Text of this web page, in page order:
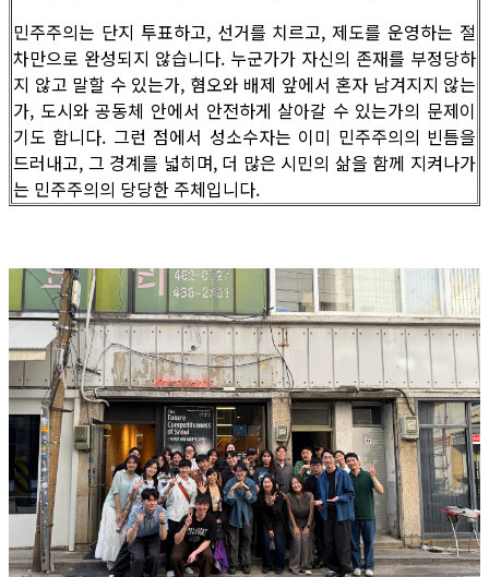
민주주의는 단지 투표하고, 선거를 치르고, 제도를 운영하는 절
차만으로 완성되지 않습니다. 누군가가 자신의 존재를 부정당하
지 않고 말할 수 있는가, 혐오와 배제 앞에서 혼자 남겨지지 않는
가, 도시와 공동체 안에서 안전하게 살아갈 수 있는가의 문제이
기도 합니다. 그런 점에서 성소수자는 이미 민주주의의 빈틈을
드러내고, 그 경계를 넓히며, 더 많은 시민의 삶을 함께 지켜나가
는 민주주의의 당당한 주체입니다.